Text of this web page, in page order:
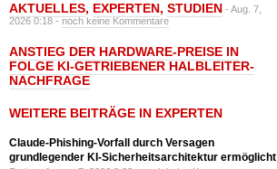
AKTUELLES, EXPERTEN, STUDIEN - Aug. 7,
2026 0:18 -noch keine Kommentare
ANSTIEG DER HARDWARE-PREISE IN
FOLGE KI-GETRIEBENER HALBLEITER-
NACHFRAGE
WEITERE BEITRÄGE IN EXPERTEN
Claude-Phishing-Vorfall durch Versagen
grundlegender KI-Sicherheitsarchitektur ermöglicht